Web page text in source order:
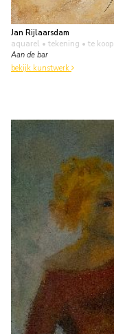
Jan Rijlaarsdam
aquarel • tekening • te koop
Aan de bar
bekijk kunstwerk